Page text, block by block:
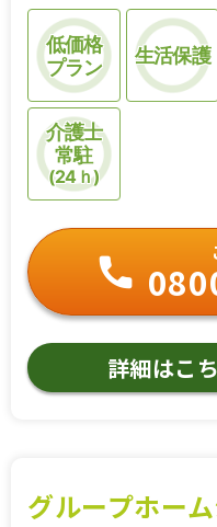
低価格
プラン
生活保護
介護士
常駐
(24ｈ)
詳細はこ
グループホー